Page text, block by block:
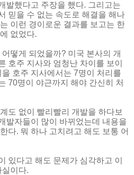
발했다고 주장을 했다. 그리고는
믿을 수 없는 속도로 해결을 해나
이런 경이로운 결과를 보고는 한
없었다.
떻게 되었을까? 미국 본사의 개
호주 지사와 엄청난 차이를 보이
호주 지사에서는 7명이 처리를
70명이 야근까지 해야 간신히 처
도 없이 빨리빨리 개발을 하다보
발자들이 많이 바뀌었는데 내용을
다. 뭐 하나 고치려고 해도 보통 어
있다고 해도 문제가 심각하고 이
이다.